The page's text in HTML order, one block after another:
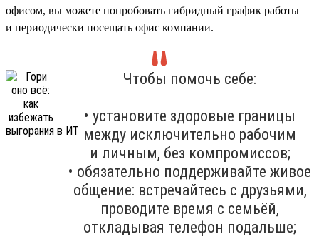
офисом, вы можете попробовать гибридный график работы
и периодически посещать офис компании.
Чтобы помочь себе:
• установите здоровые границы
между исключительно рабочим
и личным, без компромиссов;
• обязательно поддерживайте живое
общение: встречайтесь с друзьями,
проводите время с семьёй,
откладывая телефон подальше;